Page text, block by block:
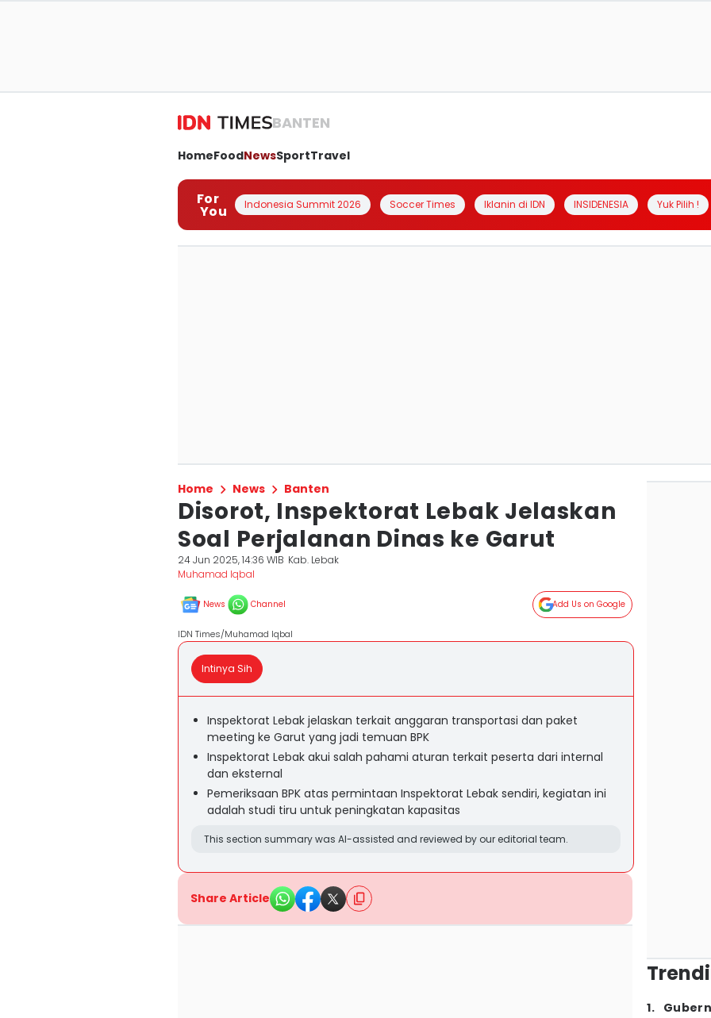
BANTEN
HomeFoodNewsSportTravel
For
You Indonesia Summit 2026 Soccer Times Iklanin di IDN INSIDENESIA Yuk Pilih !
Home News Banten
Disorot, Inspektorat Lebak Jelaskan
Soal Perjalanan Dinas ke Garut
24 Jun 2025, 14:36 WIB Kab. Lebak
Muhamad Iqbal
News Channel Add Us on Google
IDN Times/Muhamad Iqbal
Intinya Sih
Inspektorat Lebak jelaskan terkait anggaran transportasi dan paket
meeting ke Garut yang jadi temuan BPK
Inspektorat Lebak akui salah pahami aturan terkait peserta dari internal
dan eksternal
Pemeriksaan BPK atas permintaan Inspektorat Lebak sendiri, kegiatan ini
adalah studi tiru untuk peningkatan kapasitas
This section summary was AI-assisted and reviewed by our editorial team.
Share Article
1.